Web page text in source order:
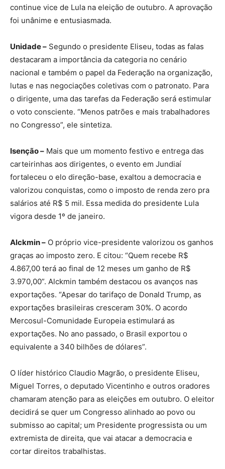
continue vice de Lula na eleição de outubro. A aprovação
foi unânime e entusiasmada.
Unidade – Segundo o presidente Eliseu, todas as falas
destacaram a importância da categoria no cenário
nacional e também o papel da Federação na organização,
lutas e nas negociações coletivas com o patronato. Para
o dirigente, uma das tarefas da Federação será estimular
o voto consciente. “Menos patrões e mais trabalhadores
no Congresso”, ele sintetiza.
Isenção – Mais que um momento festivo e entrega das
carteirinhas aos dirigentes, o evento em Jundiaí
fortaleceu o elo direção-base, exaltou a democracia e
valorizou conquistas, como o imposto de renda zero pra
salários até R$ 5 mil. Essa medida do presidente Lula
vigora desde 1º de janeiro.
Alckmin – O próprio vice-presidente valorizou os ganhos
graças ao imposto zero. E citou: “Quem recebe R$
4.867,00 terá ao final de 12 meses um ganho de R$
3.970,00”. Alckmin também destacou os avanços nas
exportações. “Apesar do tarifaço de Donald Trump, as
exportações brasileiras cresceram 30%. O acordo
Mercosul-Comunidade Europeia estimulará as
exportações. No ano passado, o Brasil exportou o
equivalente a 340 bilhões de dólares”.
O líder histórico Claudio Magrão, o presidente Eliseu,
Miguel Torres, o deputado Vicentinho e outros oradores
chamaram atenção para as eleições em outubro. O eleitor
decidirá se quer um Congresso alinhado ao povo ou
submisso ao capital; um Presidente progressista ou um
extremista de direita, que vai atacar a democracia e
cortar direitos trabalhistas.